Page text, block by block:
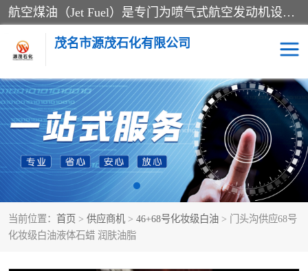
航空煤油（Jet Fuel）是专门为喷气式航空发动机设计的高纯度燃料，主要分为Jet A、Jet A-1和Jet B等类型。其特点是闪点高、低温流动性好，并添加了抗静电剂和抗氧化剂以确保飞行安全。航空煤油需
茂名市源茂石化有限公司
当前位置： 首页 > 供应商机 > 46+68号化妆级白油 > 门头沟供应68号
化妆级白油液体石蜡 润肤油脂
RP3航空煤油 D20+D30溶剂油
D40+D60溶剂油 D80+D100溶剂油
6号+120号溶剂油 260号溶剂油
异构烷烃 天然乳胶